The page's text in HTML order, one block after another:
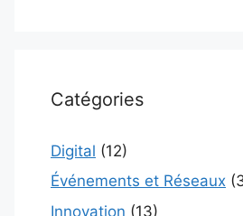
Catégories
Digital (12)
Événements et Réseaux
Innovation (13)